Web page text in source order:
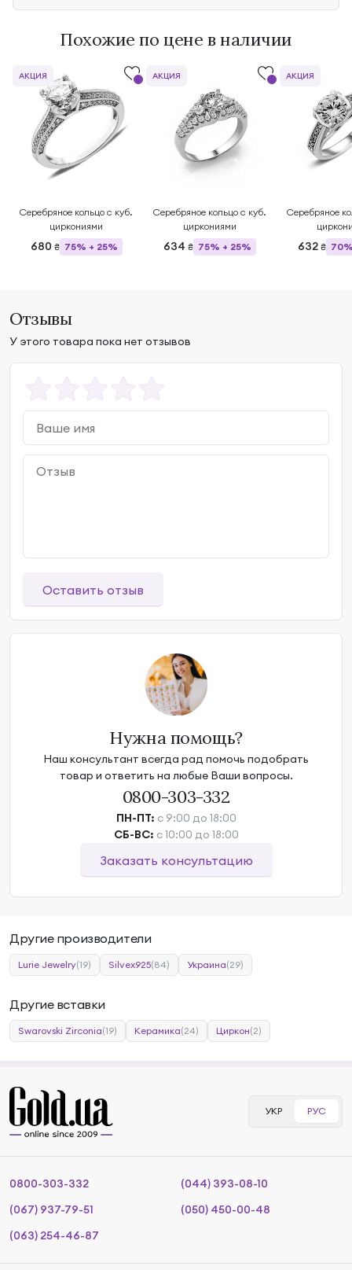
Похожие по цене в наличии
Серебряное кольцо с куб.
циркониями
680 ₴ 75% + 25%
АКЦИЯ
Серебряное кольцо с куб.
циркониями
634 ₴ 75% + 25%
АКЦИЯ
Серебряное
632 ₴
АКЦИЯ
Отзывы
У этого товара пока нет отзывов
Оставить отзыв
Нужна помощь?
Наш консультант всегда рад помочь подобрать
товар и ответить на любые Ваши вопросы.
0800-303-332
ПН-ПТ: с 9:00 до 18:00
СБ-ВС: с 10:00 до 18:00
Заказать консультацию
Другие производители
Lurie Jewelry(19) Silvex925(84) Украина(29)
Другие вставки
Swarovski Zirconia(19) Керамика(24) Циркон(2)
УКР РУС
0800-303-332
(044) 393-08-10
(067) 937-79-51
(050) 450-00-48
(063) 254-46-87